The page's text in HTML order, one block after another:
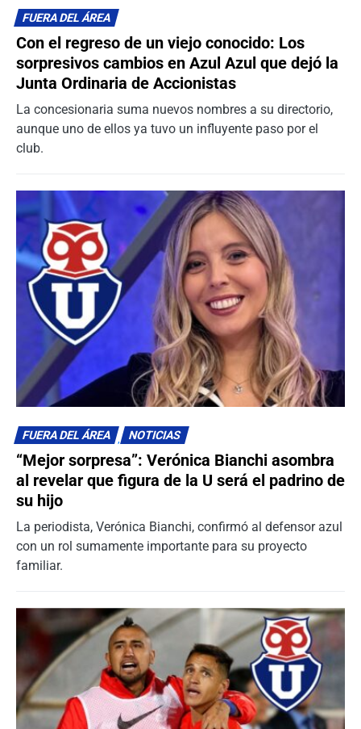
FUERA DEL ÁREA
Con el regreso de un viejo conocido: Los
sorpresivos cambios en Azul Azul que dejó la
Junta Ordinaria de Accionistas
La concesionaria suma nuevos nombres a su directorio,
aunque uno de ellos ya tuvo un influyente paso por el
club.
FUERA DEL ÁREA NOTICIAS
“Mejor sorpresa”: Verónica Bianchi asombra
al revelar que figura de la U será el padrino de
su hijo
La periodista, Verónica Bianchi, confirmó al defensor azul
con un rol sumamente importante para su proyecto
familiar.